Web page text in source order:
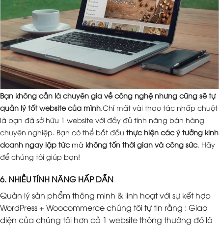
Bạn không cần là chuyên gia về công nghệ nhưng cũng sẽ tự
quản lý tốt website của mình.Chỉ mất vài thao tác nhấp chuột
là bạn đã sở hữu 1 website với đầy đủ tính năng bán hàng
chuyên nghiệp. Bạn có thể bắt đầu thực hiện các ý tưởng kinh
doanh ngay lập tứcmà không tốn thời gian và công sức. Hãy
để chúng tôi giúp bạn!
6. NHIỀU TÍNH NĂNG HẤP DẪN
Quản lý sản phẩm thông minh & linh hoạt với sự kết hợp
WordPress + Woocommerce chúng tôi tự tin rằng : Giao
diện của chúng tôi hơn cả 1 website thông thường đó là